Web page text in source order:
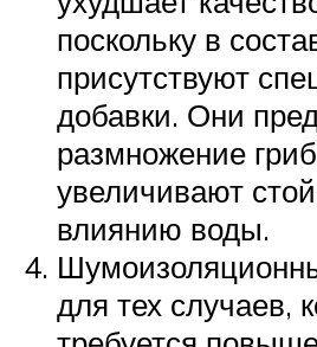
поскольку в
присутствуют
добавки. Они
размножение
увеличивают
влиянию воды.
для тех случаев,